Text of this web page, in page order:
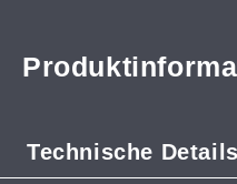
Technische Details